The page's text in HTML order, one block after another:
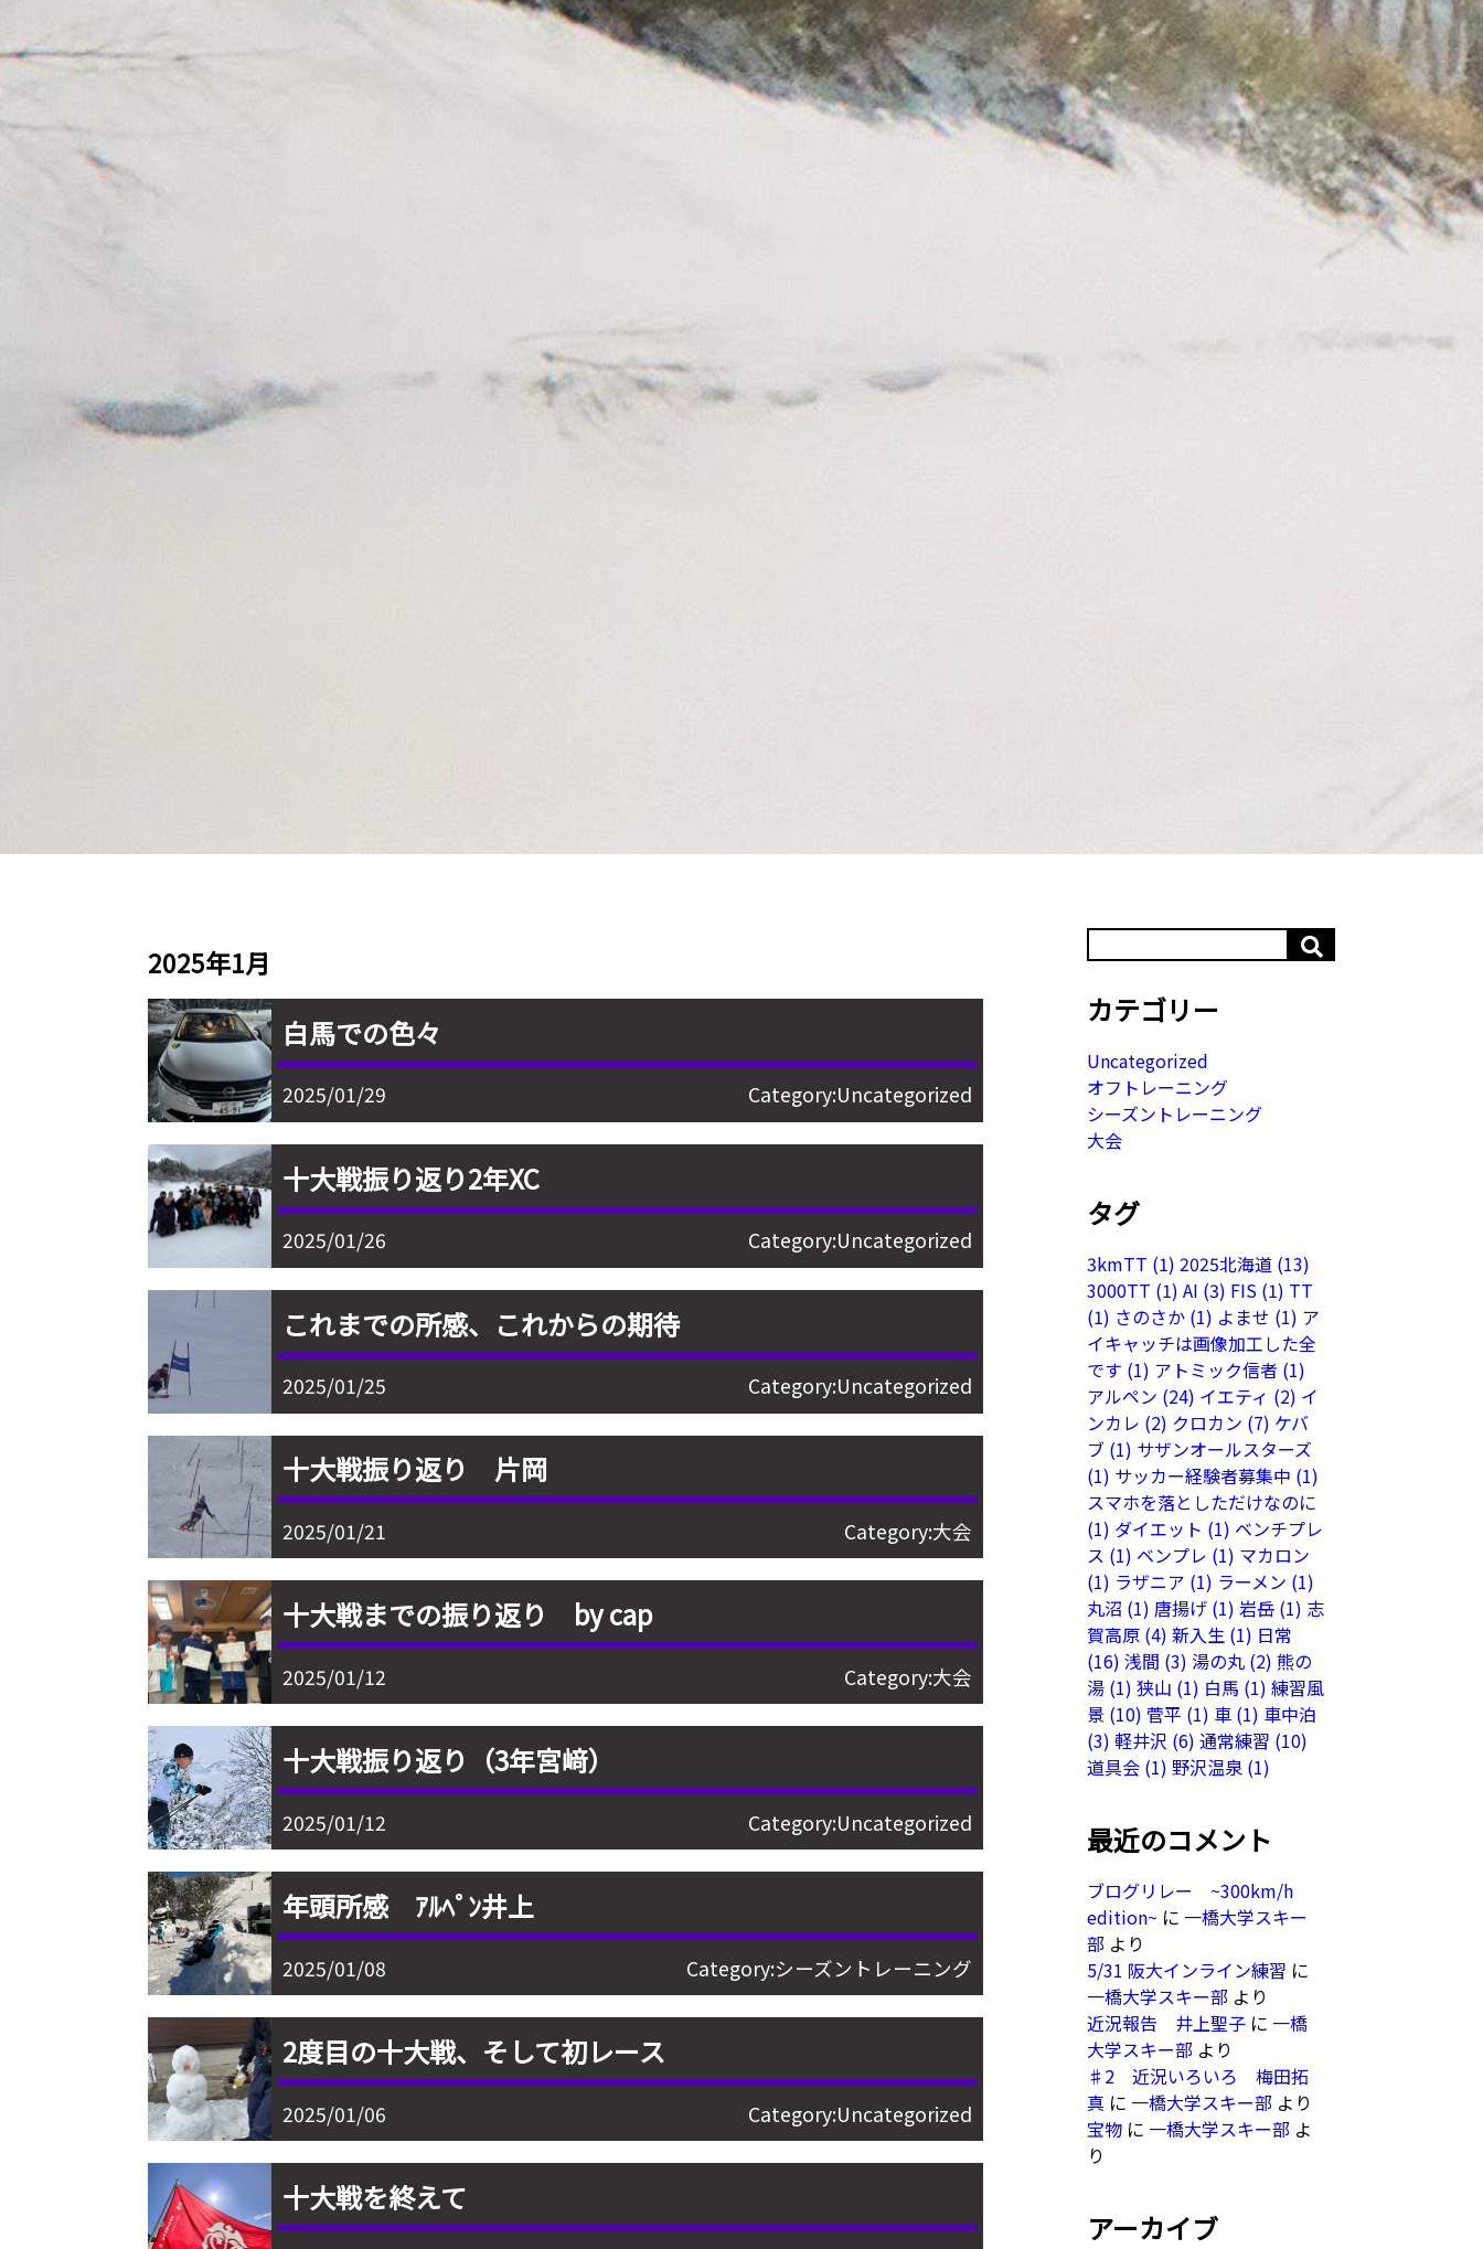
2025年1月
白馬での色々
2025/01/29 Category:Uncategorized
十大戦振り返り2年XC
2025/01/26 Category:Uncategorized
これまでの所感、これからの期待
2025/01/25 Category:Uncategorized
十大戦振り返り 片岡
2025/01/21 Category:大会
十大戦までの振り返り by cap
2025/01/12 Category:大会
十大戦振り返り（3年宮﨑）
2025/01/12 Category:Uncategorized
年頭所感 ｱﾙﾍﾟﾝ井上
2025/01/08 Category:シーズントレーニング
2度目の十大戦、そして初レース
2025/01/06 Category:Uncategorized
十大戦を終えて
カテゴリー
Uncategorized
オフトレーニング
シーズントレーニング
大会
タグ
3kmTT (1) 2025北海道(13)
3000TT (1) AI (3) FIS(1) TT
(1) さのさか(1) よませ (1) ア
イキャッチは画像加工した全
です (1) アトミック信者(1)
アルペン (24) イエティ (2) イ
ンカレ (2) クロカン (7) ケバ
ブ(1) サザンオールスターズ
(1) サッカー経験者募集中 (1)
スマホを落としただけなのに
(1) ダイエット (1) ベンチプレ
ス (1) ベンプレ (1) マカロン
(1) ラザニア (1) ラーメン (1)
丸沼 (1) 唐揚げ(1) 岩岳(1) 志
賀高原(4) 新入生(1) 日常
(16) 浅間 (3) 湯の丸(2) 熊の
湯(1) 狭山 (1) 白馬 (1) 練習風
景(10) 菅平 (1) 車(1) 車中泊
(3) 軽井沢 (6) 通常練習 (10)
道具会(1) 野沢温泉(1)
最近のコメント
ブログリレー ~300km/h
edition~ に 一橋大学スキー
部より
5/31 阪大インライン練習 に
一橋大学スキー部より
近況報告 井上聖子に 一橋
大学スキー部より
♯2 近況いろいろ 梅田拓
真に 一橋大学スキー部より
宝物に 一橋大学スキー部よ
り
アーカイブ